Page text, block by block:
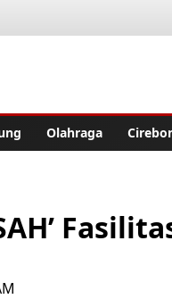
Olahraga